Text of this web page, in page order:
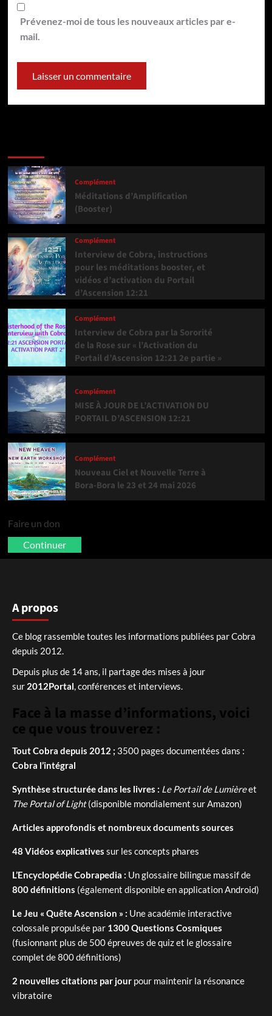
Prévenez-moi de tous les nouveaux articles par e-
mail.
Complément
Méditations d’Amplification
(Booster)
Complément
Interview de Cobra, instructions
pour les méditations booster, et
vidéos d’activation du Portail
d’Ascension 12:21
Complément
Interview de Cobra par la Sororité
de la Rose sur « l’Activation du
Portail d’Ascension 12:21 2e partie »
Complément
MISE À JOUR DE L’ACTIVATION DU
PORTAIL D’ASCENSION 12:21
Complément
Nouveau Ciel et Nouvelle Terre à
Bora-Bora le 23 et 24 mai 2026
Faire un don
Continuer
A propos
Ce blog rassemble toutes les informations publiées par Cobra
depuis 2012.
Depuis plus de 14 ans, il partage des mises à jour
sur 2012Portal, conférences et interviews.
Face à la masse d’informations, voici
ce que vous trouverez :
Tout Cobra depuis 2012 ; 3500 pages documentées dans :
Cobra l’intégral
Synthèse structurée dans les livres : Le Portail de Lumièreet
The Portal of Light(disponible mondialement sur Amazon)
Articles approfondis et nombreux documents sources
48 Vidéos explicatives sur les concepts phares
L’Encyclopédie Cobrapedia : Un glossaire bilingue massif de
800 définitions (également disponible en application Android)
Le Jeu « Quête Ascension » : Une académie interactive
colossale propulsée par 1300 Questions Cosmiques
(fusionnant plus de 500 épreuves de quiz et le glossaire
complet de 800 définitions)
2 nouvelles citations par jour pour maintenir la résonance
vibratoire